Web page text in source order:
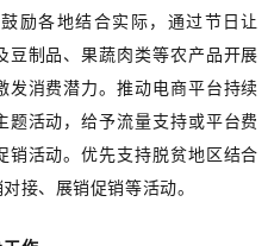
励各地结合实际，通过节日让
豆制品、果蔬肉类等农产品开展
发消费潜力。推动电商平台持续
题活动，给予流量支持或平台费
销活动。优先支持脱贫地区结合
接、展销促销等活动。